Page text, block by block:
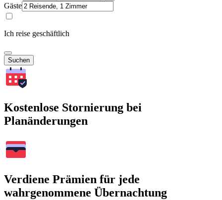
Gäste
Ich reise geschäftlich
Suchen
Kostenlose Stornierung bei
Planänderungen
Verdiene Prämien für jede
wahrgenommene Übernachtung